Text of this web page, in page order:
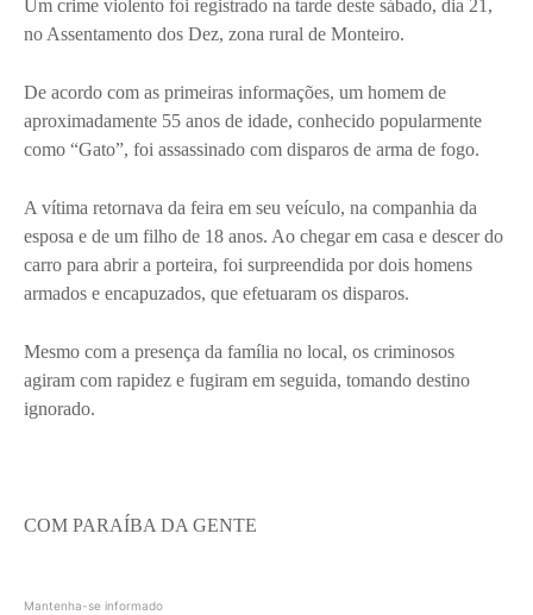
Um crime violento foi registrado na tarde deste sábado, dia 21,
no Assentamento dos Dez, zona rural de Monteiro.
De acordo com as primeiras informações, um homem de
aproximadamente 55 anos de idade, conhecido popularmente
como “Gato”, foi assassinado com disparos de arma de fogo.
A vítima retornava da feira em seu veículo, na companhia da
esposa e de um filho de 18 anos. Ao chegar em casa e descer do
carro para abrir a porteira, foi surpreendida por dois homens
armados e encapuzados, que efetuaram os disparos.
Mesmo com a presença da família no local, os criminosos
agiram com rapidez e fugiram em seguida, tomando destino
ignorado.
COM PARAÍBA DA GENTE
Mantenha-se informado